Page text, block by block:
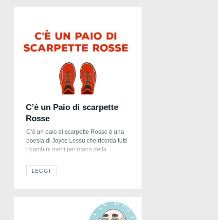
C’è un Paio di scarpette
Rosse
C’è un paio di scarpette Rosse è una
poesia di Joyce Lessu che ricorda tutti
i bambini morti per mano della
C’è un paio di scarpette rosse numero
ventiquattro quasi nuove: sulla suola
LEGGI